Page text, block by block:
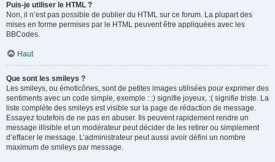
Puis-je utiliser le HTML ?
Non, il n’est pas possible de publier du HTML sur ce forum. La plupart des
mises en forme permises par le HTML peuvent être appliquées avec les
BBCodes.
Haut
Que sont les smileys ?
Les smileys, ou émoticônes, sont de petites images utilisées pour exprimer des
sentiments avec un code simple, exemple : :) signifie joyeux, :( signifie triste. La
liste complète des smileys est visible sur la page de rédaction de message.
Essayez toutefois de ne pas en abuser. Ils peuvent rapidement rendre un
message illisible et un modérateur peut décider de les retirer ou simplement
d’effacer le message. L’administrateur peut aussi avoir défini un nombre
maximum de smileys par message.